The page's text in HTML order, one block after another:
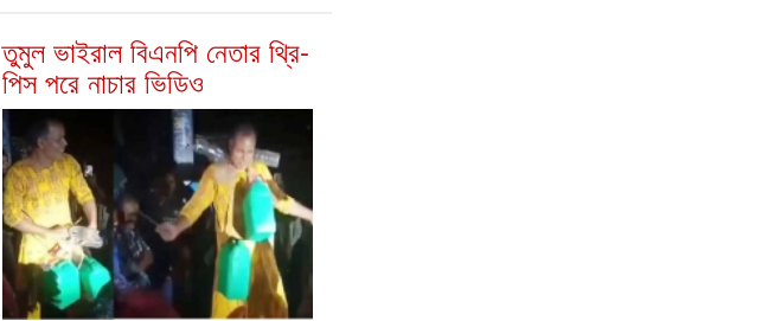
তুমুল ভাইরাল বিএনপি নেতার থ্রি-
পিস পরে নাচার ভিডিও